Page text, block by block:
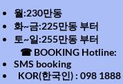
월:230만동
화~금:225만동 부터
토~일:255만동 부터
☎ BOOKING Hotline:
SMS booking
KOR(한국인) : 098 1888